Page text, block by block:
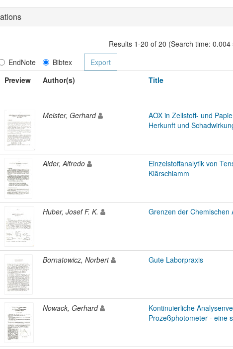
Results 1-20 of 20 (Search time: 0.004
EndNote
Bibtex
Preview
Author(s) Title
Meister, Gerhard
AOX in Zellstoff- und
Herkunft und
Alder, Alfredo
Einzelstoffanalytik von
Klärschlamm
Huber, Josef F. K. Grenzen der Chemischen
Bornatowicz, Norbert Gute Laborpraxis
Nowack, Gerhard
Kontinuierliche
Prozeßphotometer - eine